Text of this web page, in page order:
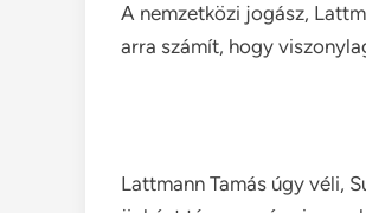
A nemzetközi jogász,
arra számít, hogy
Lattmann Tamás úgy véli,